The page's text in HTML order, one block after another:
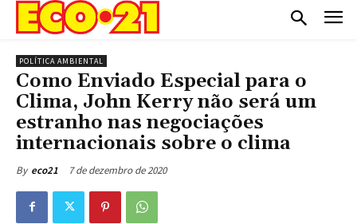
POLÍTICA AMBIENTAL
Como Enviado Especial para o
Clima, John Kerry não será um
estranho nas negociações
internacionais sobre o clima
By eco21 7 de dezembro de 2020